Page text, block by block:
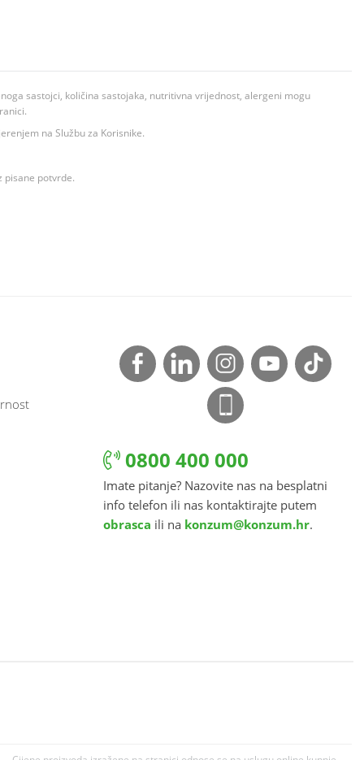
sastojci, količina sastojaka, nutritivna vrijednost, alergeni mogu
na Službu za Korisnike.
pisane potvrde.
0800 400 000
Imate pitanje? Nazovite nas na besplatni
info telefon ili nas kontaktirajte putem
obrasca ili na konzum@konzum.hr.